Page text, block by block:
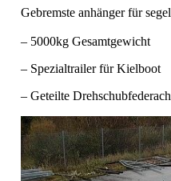
Gebremste anhänger für
– 5000kg Gesamtgewicht
– Spezialtrailer für Kielboot
– Geteilte